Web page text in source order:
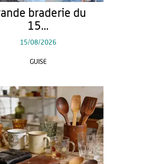
braderie du
15...
15/08/2026
GUISE